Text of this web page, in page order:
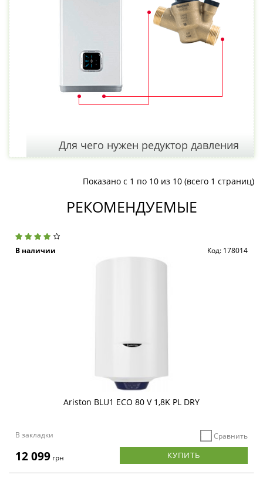
Для чего нужен редуктор давления
Показано с 1 по 10 из 10 (всего 1 страниц)
РЕКОМЕНДУЕМЫЕ
В наличии Код: 178014
Ariston BLU1 ECO 80 V 1,8K PL DRY
В закладки Сравнить
12 099 грн КУПИТЬ